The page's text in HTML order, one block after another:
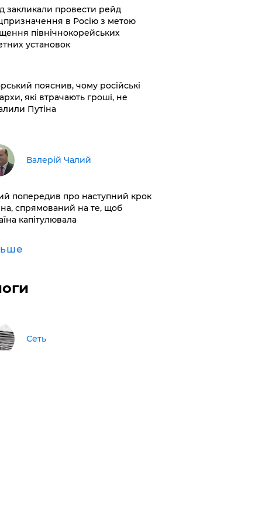
закликали провести рейд
в Росію з метою
північнокорейських
установок
пояснив, чому російські
які втрачають гроші, не
Путіна
Валерій Чалий
попередив про наступний крок
спрямований на те, щоб
капітулювала
Сеть